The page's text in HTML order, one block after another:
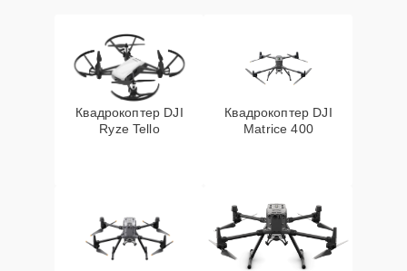
Квадрокоптер DJI
Ryze Tello
Квадрокоптер DJI
Matrice 400